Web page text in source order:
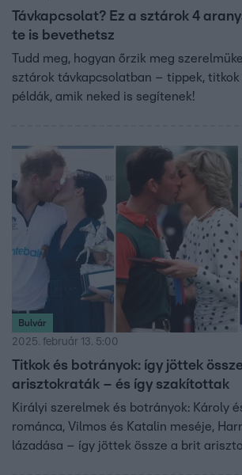
Távkapcsolat? Ez a sztárok 4
te is bevethetsz
Tudd meg, hogyan őrzik meg
sztárok távkapcsolatban – tippek, titkok
példák, amik neked is segítenek!
Bulvár
2025. február 13. 5:00
Titkok és botrányok: így jöttek
arisztokraták – és így szakítottak
Királyi szerelmek és botrányok: Károly
románca, Vilmos és Katalin meséje,
lázadása – így jöttek össze a brit